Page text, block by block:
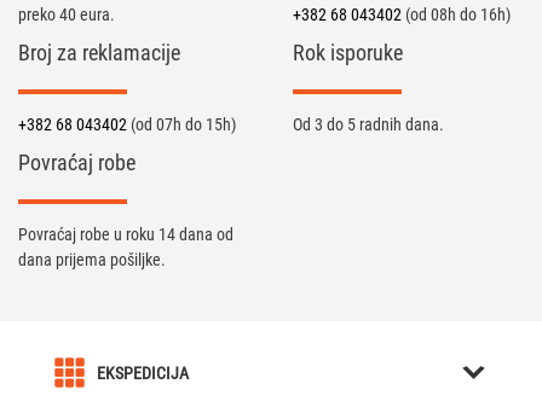
preko 40 eura.
+382 68 043402 (od 08h do 16h)
Broj za reklamacije
+382 68 043402 (od 07h do 15h)
Rok isporuke
Od 3 do 5 radnih dana.
Povraćaj robe
Povraćaj robe u roku 14 dana od
dana prijema pošiljke.
EKSPEDICIJA